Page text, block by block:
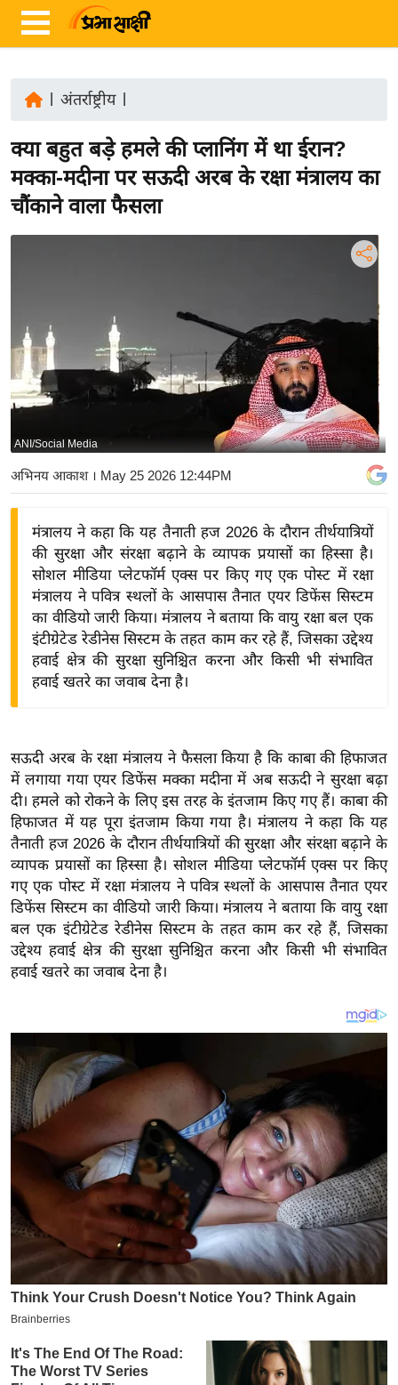
ज़ा
ख
र
अं
त
र्रा
ष्ट्री
य
बि
ज़
ने
द्यो
वि
ज्ञ
रा
य
ब
ज
ट
खे
ल
क्रि
के
I
P
L
2
0
2
क्रा
इ
म
ई
-
पे
र
अंतर्राष्ट्रीय|
क्या बहुत बड़े हमले की प्लानिंग में था ईरान?
मक्का-मदीना पर सऊदी अरब के रक्षा मंत्रालय का
चौंकाने वाला फैसला
ANI/Social Media
अभिनय आकाश। May 25 2026 12:44PM
मंत्रालय ने कहा कि यह तैनाती हज 2026 के दौरान तीर्थयात्रियों
की सुरक्षा और संरक्षा बढ़ाने के व्यापक प्रयासों का हिस्सा है।
सोशल मीडिया प्लेटफॉर्म एक्स पर किए गए एक पोस्ट में रक्षा
मंत्रालय ने पवित्र स्थलों के आसपास तैनात एयर डिफेंस सिस्टम
का वीडियो जारी किया। मंत्रालय ने बताया कि वायु रक्षा बल एक
इंटीग्रेटेड रेडीनेस सिस्टम के तहत काम कर रहे हैं, जिसका उद्देश्य
हवाई क्षेत्र की सुरक्षा सुनिश्चित करना और किसी भी संभावित
हवाई खतरे का जवाब देना है।
सऊदी अरब के रक्षा मंत्रालय ने फैसला किया है कि काबा की हिफाजत
में लगाया गया एयर डिफेंस मक्का मदीना में अब सऊदी ने सुरक्षा बढ़ा
दी। हमले को रोकने के लिए इस तरह के इंतजाम किए गए हैं। काबा की
हिफाजत में यह पूरा इंतजाम किया गया है। मंत्रालय ने कहा कि यह
तैनाती हज 2026 के दौरान तीर्थयात्रियों की सुरक्षा और संरक्षा बढ़ाने के
व्यापक प्रयासों का हिस्सा है। सोशल मीडिया प्लेटफॉर्म एक्स पर किए
गए एक पोस्ट में रक्षा मंत्रालय ने पवित्र स्थलों के आसपास तैनात एयर
डिफेंस सिस्टम का वीडियो जारी किया। मंत्रालय ने बताया कि वायु रक्षा
बल एक इंटीग्रेटेड रेडीनेस सिस्टम के तहत काम कर रहे हैं, जिसका
उद्देश्य हवाई क्षेत्र की सुरक्षा सुनिश्चित करना और किसी भी संभावित
हवाई खतरे का जवाब देना है।